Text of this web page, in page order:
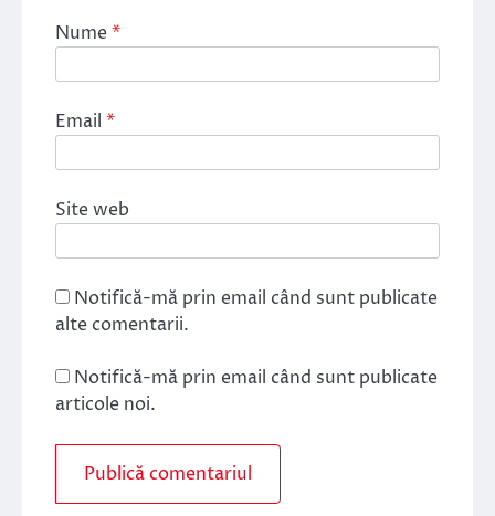
Nume*
Email *
Site web
Notifică-mă prin email când sunt publicate
alte comentarii.
Notifică-mă prin email când sunt publicate
articole noi.